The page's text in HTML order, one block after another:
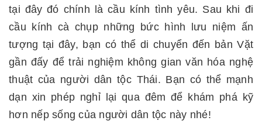
tại đây đó chính là cầu kính tình yêu. Sau khi đi
cầu kính cà chụp những bức hình lưu niệm ấn
tượng tại đây, bạn có thể di chuyển đến bản Vặt
gần đấy để trải nghiệm không gian văn hóa nghệ
thuật của người dân tộc Thái. Bạn có thể mạnh
dạn xin phép nghỉ lại qua đêm để khám phá kỹ
hơn nếp sống của người dân tộc này nhé!